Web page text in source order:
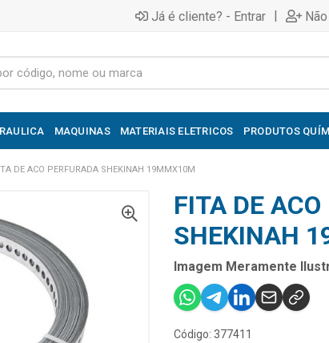
Já é cliente? - Entrar |
MAQUINAS MATERIAIS ELETRICOS PRODUTOS
DE ACO PERFURADA SHEKINAH 19MMX10M
FITA DE
SHEKINAH
Imagem Meramente
Código: 377411